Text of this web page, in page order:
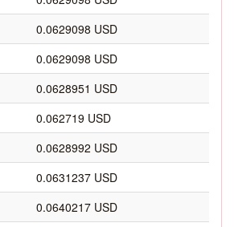
0.0629098 USD
0.0629098 USD
0.0628951 USD
0.062719 USD
0.0628992 USD
0.0631237 USD
0.0640217 USD